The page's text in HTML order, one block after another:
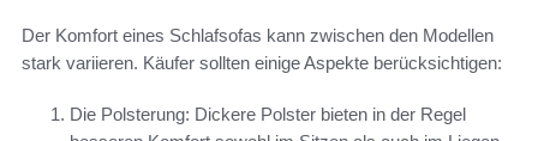
Der Komfort eines Schlafsofas kann zwischen den Modellen
stark variieren. Käufer sollten einige Aspekte berücksichtigen:
Die Polsterung: Dickere Polster bieten in der Regel